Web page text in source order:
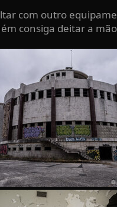
com outro
consiga deitar a